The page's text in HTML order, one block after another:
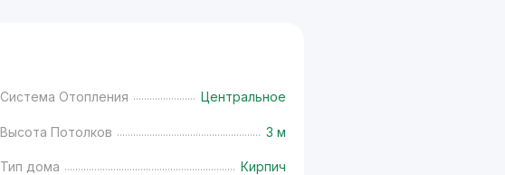
Система Отопления Центральное
Высота Потолков 3 м
Тип дома Кирпич